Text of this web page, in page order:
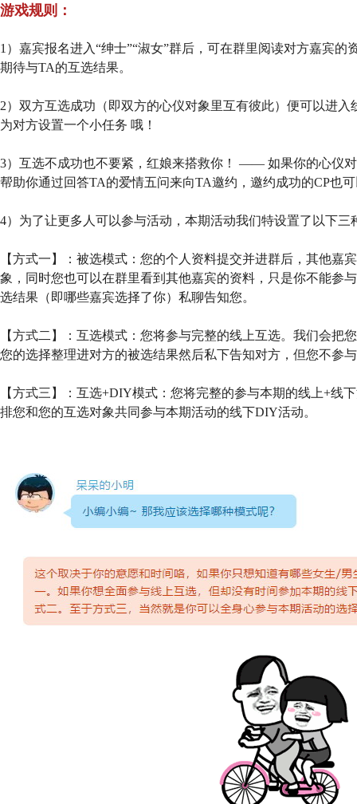
游戏规则：
1）嘉宾报名进入“绅士”“淑女”群后，可在群里阅读对方嘉宾的
期待与TA的互选结果。
2）双方互选成功（即双方的心仪对象里互有彼此）便可以进
为对方设置一个小任务 哦！
3）互选不成功也不要紧，红娘来搭救你！ —— 如果你的心仪
帮助你通过回答TA的爱情五问来向TA邀约，邀约成功的CP也
4）为了让更多人可以参与活动，本期活动我们特设置了以下三
【方式一】：被选模式：您的个人资料提交并进群后，其他嘉
象，同时您也可以在群里看到其他嘉宾的资料，只是你不能参
选结果（即哪些嘉宾选择了你）私聊告知您。
【方式二】：互选模式：您将参与完整的线上互选。我们会把
您的选择整理进对方的被选结果然后私下告知对方，但您不参
【方式三】：互选+DIY模式：您将完整的参与本期的线上+线
排您和您的互选对象共同参与本期活动的线下DIY活动。